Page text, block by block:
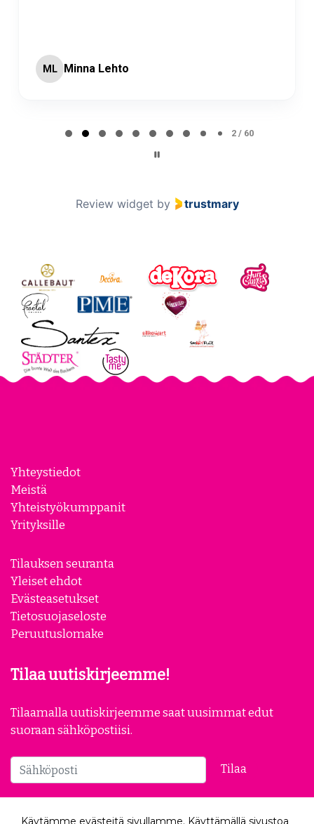
ML Minna Lehto
2 / 60
Review widget by trustmary
Yhteystiedot
Meistä
Yhteistyökumppanit
Yrityksille
Tilauksen seuranta
Yleiset ehdot
Evästeasetukset
Tietosuojaseloste
Peruutuslomake
Tilaa uutiskirjeemme!
Tilaamalla uutiskirjeemme saat uusimmat edut
suoraan sähköpostiisi.
Tilaa
Seuraa meitä
Käytämme evästeitä sivullamme. Käyttämällä sivustoa